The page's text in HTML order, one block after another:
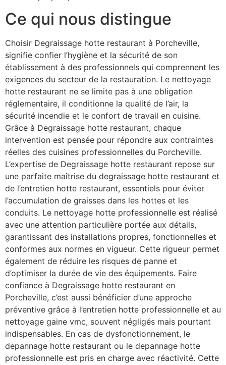
Ce qui nous distingue
Choisir Degraissage hotte restaurant à Porcheville,
signifie confier l’hygiène et la sécurité de son
établissement à des professionnels qui comprennent les
exigences du secteur de la restauration. Le nettoyage
hotte restaurant ne se limite pas à une obligation
réglementaire, il conditionne la qualité de l’air, la
sécurité incendie et le confort de travail en cuisine.
Grâce à Degraissage hotte restaurant, chaque
intervention est pensée pour répondre aux contraintes
réelles des cuisines professionnelles du Porcheville.
L’expertise de Degraissage hotte restaurant repose sur
une parfaite maîtrise du degraissage hotte restaurant et
de l’entretien hotte restaurant, essentiels pour éviter
l’accumulation de graisses dans les hottes et les
conduits. Le nettoyage hotte professionnelle est réalisé
avec une attention particulière portée aux détails,
garantissant des installations propres, fonctionnelles et
conformes aux normes en vigueur. Cette rigueur permet
également de réduire les risques de panne et
d’optimiser la durée de vie des équipements. Faire
confiance à Degraissage hotte restaurant en
Porcheville, c’est aussi bénéficier d’une approche
préventive grâce à l’entretien hotte professionnelle et au
nettoyage gaine vmc, souvent négligés mais pourtant
indispensables. En cas de dysfonctionnement, le
depannage hotte restaurant ou le depannage hotte
professionnelle est pris en charge avec réactivité. Cette